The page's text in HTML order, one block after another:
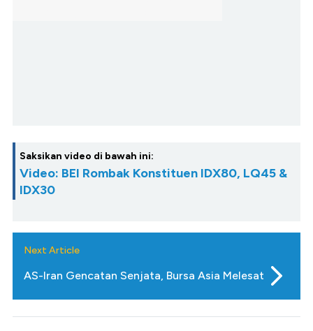
Saksikan video di bawah ini:
Video: BEI Rombak Konstituen IDX80, LQ45 &
IDX30
Next Article
AS-Iran Gencatan Senjata, Bursa Asia Melesat